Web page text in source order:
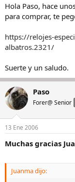
Hola Paso, hace
para comprar, te
https://relojes-
albatros.2321/
Suerte y un saludo.
Paso
Forer@ Senior
13 Ene 2006
Muchas gracias
Juanma dijo: